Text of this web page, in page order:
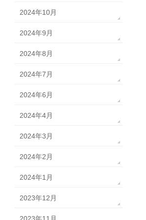
2024年10月
2024年9月
2024年8月
2024年7月
2024年6月
2024年4月
2024年3月
2024年2月
2024年1月
2023年12月